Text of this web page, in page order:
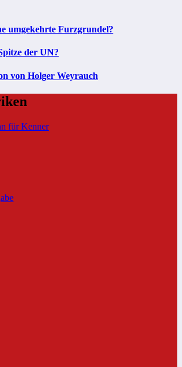
umgekehrte Furzgrundel?
der UN?
von Holger Weyrauch
für Kenner